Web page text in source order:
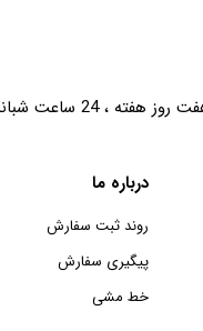
هفته ، 24 ساعت شبانه‌روز پاسخگوی شما هستیم.
درباره ما
روند ثبت سفارش
پیگیری سفارش
خط مشی